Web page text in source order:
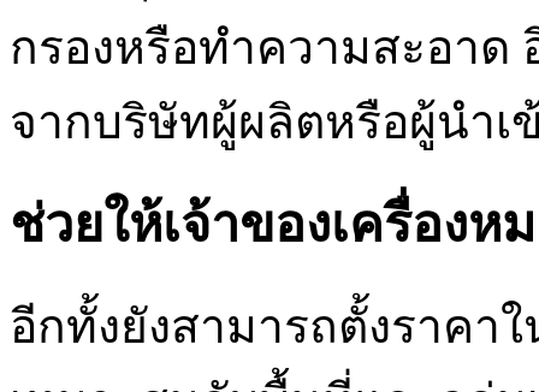
กรองหรือทำความสะอาด
จากบริษัทผู้ผลิตหรือผู้นำเ
ช่วยให้เจ้าของเครื่องห
อีกทั้งยังสามารถตั้งราคา